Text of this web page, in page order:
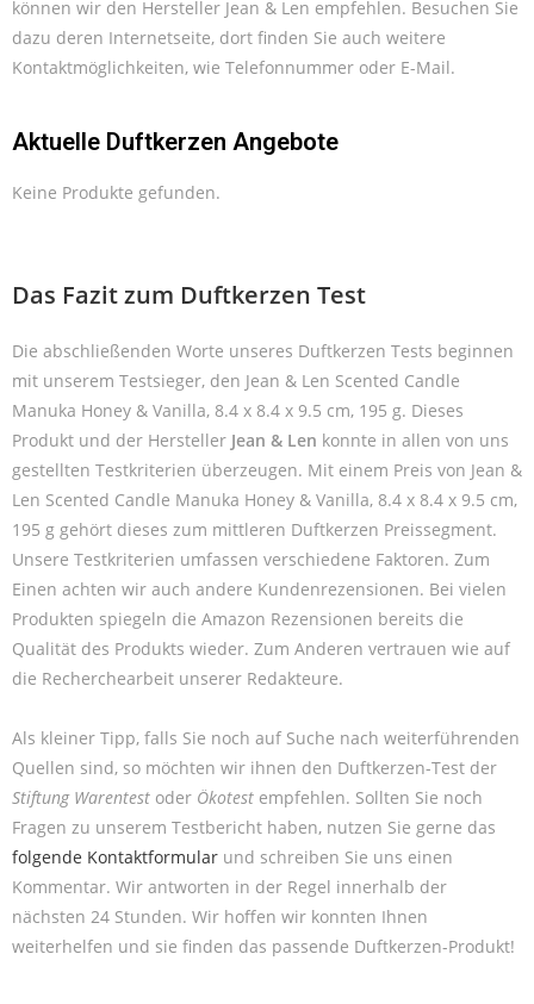
können wir den Hersteller Jean & Len empfehlen. Besuchen Sie
dazu deren Internetseite, dort finden Sie auch weitere
Kontaktmöglichkeiten, wie Telefonnummer oder E-Mail.
Aktuelle Duftkerzen Angebote
Keine Produkte gefunden.
Das Fazit zum Duftkerzen Test
Die abschließenden Worte unseres Duftkerzen Tests beginnen
mit unserem Testsieger, den Jean & Len Scented Candle
Manuka Honey & Vanilla, 8.4 x 8.4 x 9.5 cm, 195 g. Dieses
Produkt und der Hersteller Jean & Len konnte in allen von uns
gestellten Testkriterien überzeugen. Mit einem Preis von Jean &
Len Scented Candle Manuka Honey & Vanilla, 8.4 x 8.4 x 9.5 cm,
195 g gehört dieses zum mittleren Duftkerzen Preissegment.
Unsere Testkriterien umfassen verschiedene Faktoren. Zum
Einen achten wir auch andere Kundenrezensionen. Bei vielen
Produkten spiegeln die Amazon Rezensionen bereits die
Qualität des Produkts wieder. Zum Anderen vertrauen wie auf
die Recherchearbeit unserer Redakteure.
Als kleiner Tipp, falls Sie noch auf Suche nach weiterführenden
Quellen sind, so möchten wir ihnen den Duftkerzen-Test der
Stiftung Warentest oder Ökotest empfehlen. Sollten Sie noch
Fragen zu unserem Testbericht haben, nutzen Sie gerne das
folgende Kontaktformular und schreiben Sie uns einen
Kommentar. Wir antworten in der Regel innerhalb der
nächsten 24 Stunden. Wir hoffen wir konnten Ihnen
weiterhelfen und sie finden das passende Duftkerzen-Produkt!